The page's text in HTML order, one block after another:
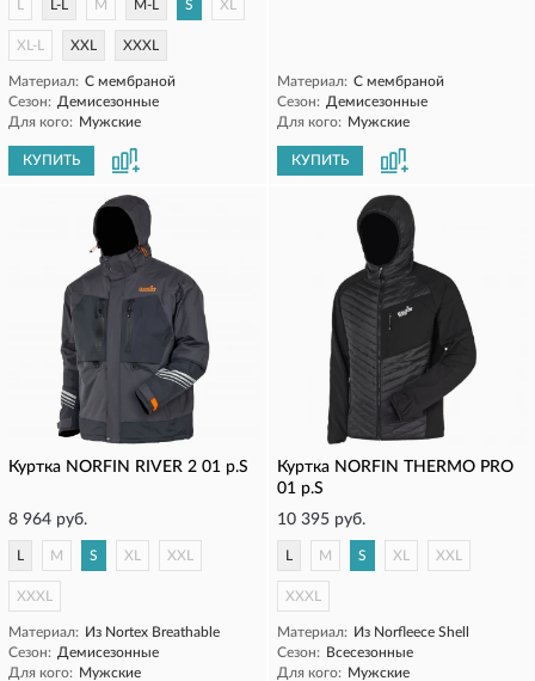
L-L M M-L S XL
XL-L XXL XXXL
Материал: С мембраной
Сезон: Демисезонные
Для кого: Мужские
КУПИТЬ
Материал: С мембраной
Сезон: Демисезонные
Для кого: Мужские
КУПИТЬ
Куртка NORFIN RIVER 2 01 р.S
8 964 руб.
L M S XL XXL
XXXL
Материал: Из Nortex Breathable
Сезон: Демисезонные
Для кого: Мужские
Куртка NORFIN THERMO PRO
01 р.S
10 395 руб.
L M S XL XXL
XXXL
Материал: Из Norfleece Shell
Сезон: Всесезонные
Для кого: Мужские